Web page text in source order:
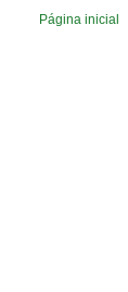
Página inicial